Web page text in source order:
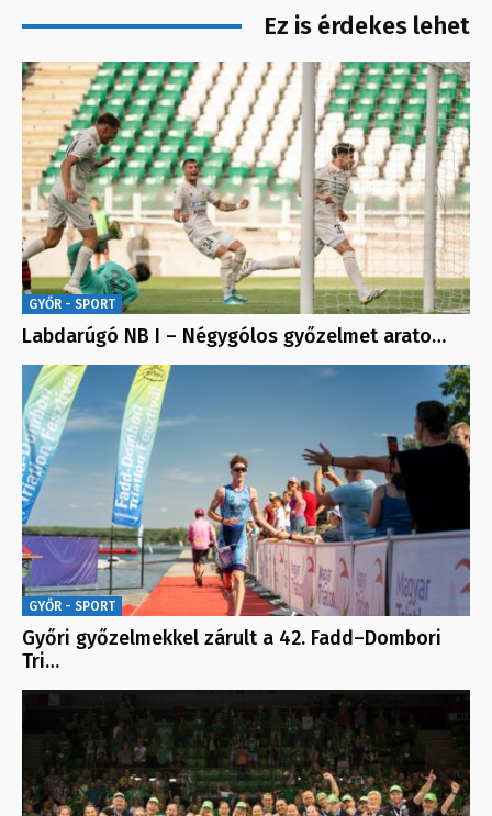
Ez is érdekes lehet
GYŐR - SPORT
Labdarúgó NB I – Négygólos győzelmet arato…
GYŐR - SPORT
Győri győzelmekkel zárult a 42. Fadd–Dombori
Tri…